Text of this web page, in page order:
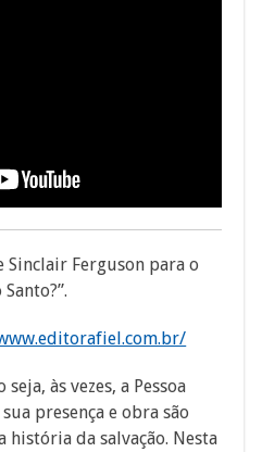
Sinclair Ferguson para o
às vezes, a Pessoa
presença e obra são
história da salvação. Nesta